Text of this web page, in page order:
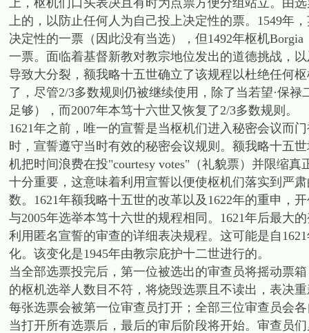
上，枢机们口头表决且有时为点票方便分组站立。由
上的，以防止任何人为自己投上决定性的票。1549年
决定性的一票（因此没有当选），但1492年枢机
一票。面临着基督新教对教宗地位发出的道德挑战，
导致大分裂，额我略十五世确立了该规程以杜绝任何
了，尽管2/3多数规则仍被继续使用，除了当若望·保
足够），而2007年本笃十六世又恢复了2/3多数规则。
1621年之前，唯一的宣誓是当枢机们进入秘密会议而
时，宣誓遵守当时有效的秘密会议规则。额我略十五
机把时间浪费在投"courtesy votes"（礼貌票）并限缩
十分重要，这意味着利用宣誓以便使枢机们落实到严
数。1621年额我略十五世的改革以及1622年的重申，
与2005年选举本笃十六世的规程相同。1621年后最大
利用匿名宣誓的审查的详细表决规程。这可能是自
化。该变化是1945年由教宗庇护十二世进行的。
当全部选票投完后，第一位被选出的审查员将摇动票
的枢机选举人数目不符，将烧毁选票且不读出，表决
每张选票会被第一位审查员打开；全部三位审查员会
当打开所有选票后，最后的审后阶段将开始。审查员